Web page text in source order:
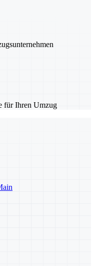
für Ihren Umzug